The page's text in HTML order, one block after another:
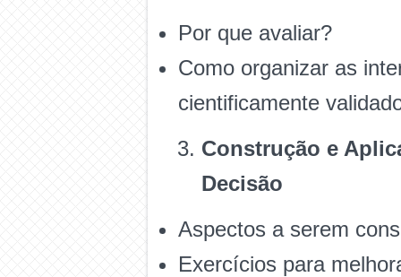
Por que avaliar?
Como organizar as
cientificamente
Construção e
Decisão
Aspectos a serem
Exercícios para